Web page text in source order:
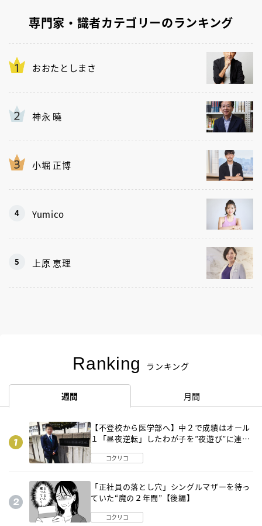
専門家・識者カテゴリーのランキング
おおたとしまさ
神永 曉
小堀 正博
Yumico
上原 恵理
Ranking ランキング
週間 月間
【不登校から医学部へ】中２で成績はオール
１「昼夜逆転」したわが子を”夜遊び”に連れ
コクリコ
「正社員の落とし穴」シングルマザーを待っ
ていた“魔の２年間”【後編】
コクリコ